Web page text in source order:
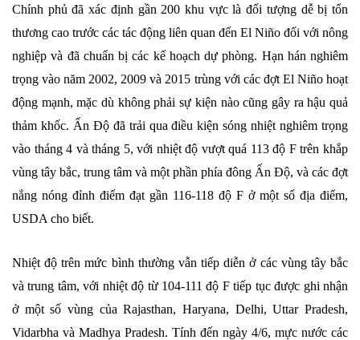
Chính phủ đã xác định gần 200 khu vực là đối tượng dễ bị tổn
thương cao trước các tác động liên quan đến El Niño đối với nông
nghiệp và đã chuẩn bị các kế hoạch dự phòng. Hạn hán nghiêm
trọng vào năm 2002, 2009 và 2015 trùng với các đợt El Niño hoạt
động mạnh, mặc dù không phải sự kiện nào cũng gây ra hậu quả
thảm khốc. Ấn Độ đã trải qua điều kiện sóng nhiệt nghiêm trọng
vào tháng 4 và tháng 5, với nhiệt độ vượt quá 113 độ F trên khắp
vùng tây bắc, trung tâm và một phần phía đông Ấn Độ, và các đợt
nắng nóng đỉnh điểm đạt gần 116-118 độ F ở một số địa điểm,
USDA cho biết.
Nhiệt độ trên mức bình thường vẫn tiếp diễn ở các vùng tây bắc
và trung tâm, với nhiệt độ từ 104-111 độ F tiếp tục được ghi nhận
ở một số vùng của Rajasthan, Haryana, Delhi, Uttar Pradesh,
Vidarbha và Madhya Pradesh. Tính đến ngày 4/6, mực nước các